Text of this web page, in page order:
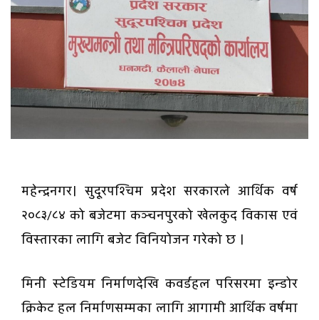
महेन्द्रनगर। सुदूरपश्चिम प्रदेश सरकारले आर्थिक वर्ष
२०८३/८४ को बजेटमा कञ्चनपुरको खेलकुद विकास एवं
विस्तारका लागि बजेट विनियोजन गरेको छ ।
मिनी स्टेडियम निर्माणदेखि कवर्डहल परिसरमा इन्डोर
क्रिकेट हल निर्माणसम्मका लागि आगामी आर्थिक वर्षमा